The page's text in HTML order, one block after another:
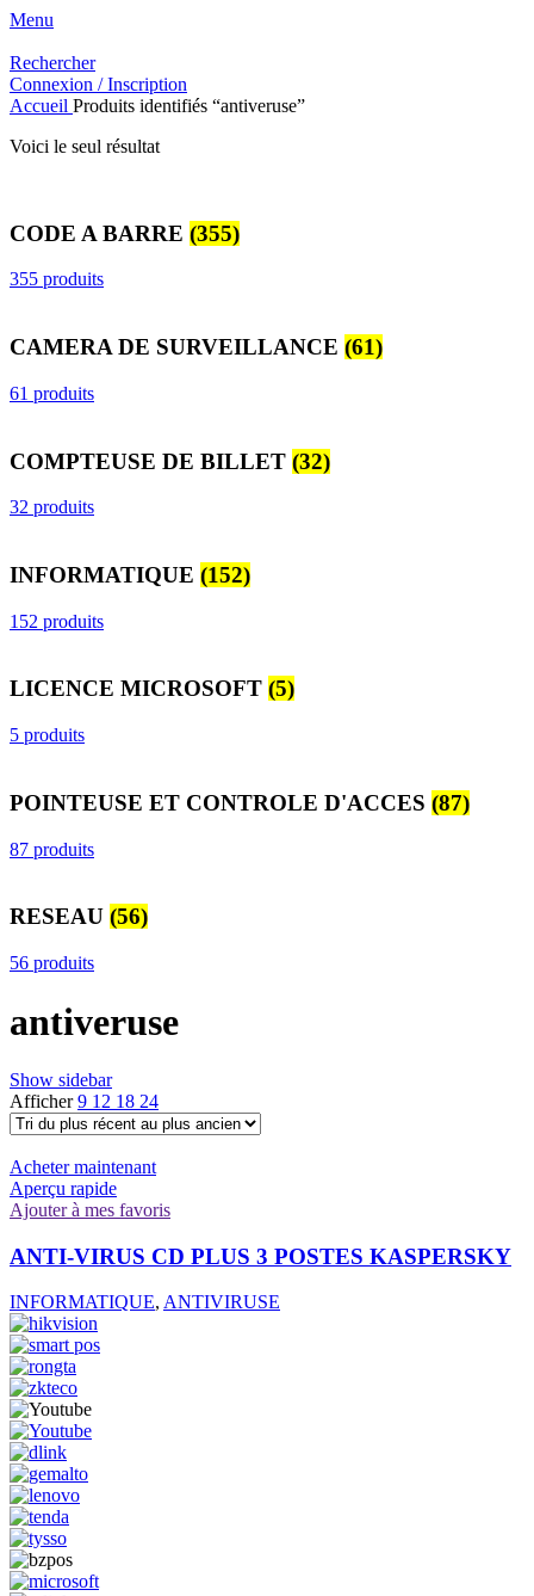
Menu
Rechercher
Connexion / Inscription
Accueil Produits identifiés “antiveruse”
Voici le seul résultat
CODE A BARRE (355)
355 produits
CAMERA DE SURVEILLANCE (61)
61 produits
COMPTEUSE DE BILLET (32)
32 produits
INFORMATIQUE (152)
152 produits
LICENCE MICROSOFT (5)
5 produits
POINTEUSE ET CONTROLE D'ACCES (87)
87 produits
RESEAU (56)
56 produits
antiveruse
Show sidebar
Afficher9 12 18 24
Acheter maintenant
Aperçu rapide
Ajouter à mes favoris
ANTI-VIRUS CD PLUS 3 POSTES KASPERSKY
INFORMATIQUE, ANTIVIRUSE